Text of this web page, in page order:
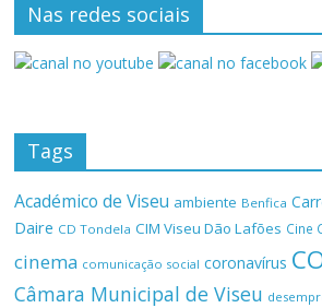
Nas redes sociais
Tags
Académico de Viseu ambiente Benfica
Daire CD Tondela CIM Viseu Dão Lafões Cine
cinema comunicação social coronavírus
Câmara Municipal de Viseu